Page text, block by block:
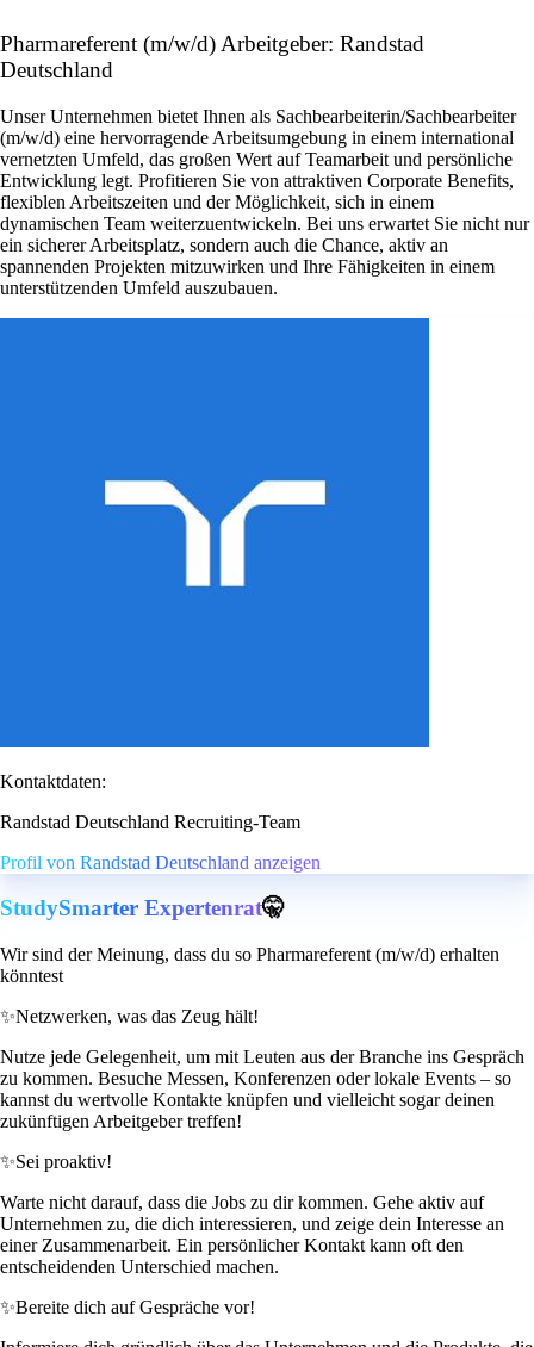
Pharmareferent (m/w/d) Arbeitgeber: Randstad
Deutschland
Unser Unternehmen bietet Ihnen als Sachbearbeiterin/Sachbearbeiter
(m/w/d) eine hervorragende Arbeitsumgebung in einem international
vernetzten Umfeld, das großen Wert auf Teamarbeit und persönliche
Entwicklung legt. Profitieren Sie von attraktiven Corporate Benefits,
flexiblen Arbeitszeiten und der Möglichkeit, sich in einem
dynamischen Team weiterzuentwickeln. Bei uns erwartet Sie nicht nur
ein sicherer Arbeitsplatz, sondern auch die Chance, aktiv an
spannenden Projekten mitzuwirken und Ihre Fähigkeiten in einem
unterstützenden Umfeld auszubauen.
Kontaktdaten:
Randstad Deutschland Recruiting-Team
Profil von Randstad Deutschland anzeigen
StudySmarter Expertenrat🤫
Wir sind der Meinung, dass du so Pharmareferent (m/w/d) erhalten
könntest
✨Netzwerken, was das Zeug hält!
Nutze jede Gelegenheit, um mit Leuten aus der Branche ins Gespräch
zu kommen. Besuche Messen, Konferenzen oder lokale Events – so
kannst du wertvolle Kontakte knüpfen und vielleicht sogar deinen
zukünftigen Arbeitgeber treffen!
✨Sei proaktiv!
Warte nicht darauf, dass die Jobs zu dir kommen. Gehe aktiv auf
Unternehmen zu, die dich interessieren, und zeige dein Interesse an
einer Zusammenarbeit. Ein persönlicher Kontakt kann oft den
entscheidenden Unterschied machen.
✨Bereite dich auf Gespräche vor!